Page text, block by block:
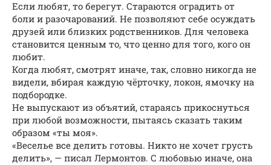
Если любят, то берегут. Стараются оградить от
боли и разочарований. Не позволяют себе осуждать
друзей или близких родственников. Для человека
становится ценным то, что ценно для того, кого он
любит.
Когда любят, смотрят иначе, так, словно никогда не
видели, вбирая каждую чёрточку, локон, ямочку на
подбородке.
Не выпускают из объятий, стараясь прикоснуться
при любой возможности, пытаясь сказать таким
образом «ты моя».
«Веселье все делить готовы. Никто не хочет грусть
делить», — писал Лермонтов. С любовью иначе, она